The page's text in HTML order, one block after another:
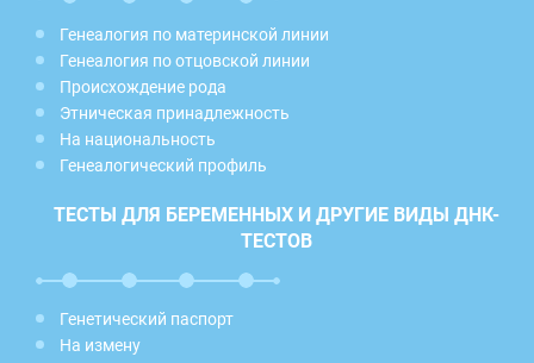
Генеалогия по материнской линии
Генеалогия по отцовской линии
Происхождение рода
Этническая принадлежность
На национальность
Генеалогический профиль
ТЕСТЫ ДЛЯ БЕРЕМЕННЫХ И ДРУГИЕ ВИДЫ ДНК-
ТЕСТОВ
Генетический паспорт
На измену